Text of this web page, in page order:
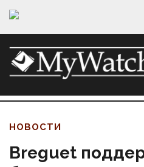
НОВОСТИ
Breguet